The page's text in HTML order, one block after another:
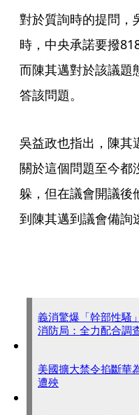
對於質詢時的提問，
時，中央承諾要撥
而陳其邁對於該議題
答該問題。
吳益政也指出，陳其
關於這個問題至今都
躲，但在議會開議後
到陳其邁到議會備詢
義消驚爆「幹部性
消防局：全力配合調
美國擴大禁令掐斷
遭殃